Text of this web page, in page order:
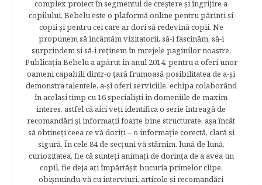
complex proiect în segmentul de creştere şi îngrijire a
copilului. Bebelu este o plaformă online pentru părinţi şi
copii şi pentru cei care ar dori să redevină copii. Ne
propunem să încântăm vizitatorii, să-i fascinăm, să-i
surprindem şi să-i reţinem în mrejele paginilor noastre.​
Publicația Bebelu a apărut în anul 2014, pentru a oferi unor
oameni capabili dintr-o ţară frumoasă posibilitatea de a-şi
demonstra talentele, a-şi oferi serviciile, echipa colaborând
în acelaşi timp cu 16 specialişti în domeniile de maxim
interes, astfel că aici veţi identifica o serie întreagă de
recomandări şi informaţii foarte bine structurate, aşa încât
să obtineţi ceea ce vă doriţi – o informaţie corectă, clară şi
sigură. În cele 84 de secțuni vă stârnim, lună de lună,
curiozitatea, fie că sunteţi animaţi de dorinţa de a avea un
copil, fie deja aţi împărtăşit bucuria primelor clipe,
obişnuindu-vă cu interviuri, articole şi recomandări